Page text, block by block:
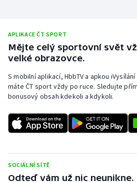
Stolní tenis
Veslování
Vodní slalom
Ostatní
APLIKACE ČT SPORT
Mějte celý sportovní svět
velké obrazovce.
S mobilní aplikací, HbbTV a apkou
máte ČT sport vždy po ruce. Sledujte
bonusový obsah kdekoli a kdykoli.
SOCIÁLNÍ SÍTĚ
Odteď vám už nic neunikne.